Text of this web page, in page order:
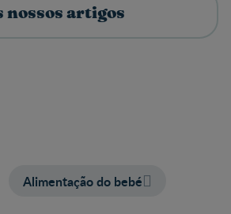
nossos artigos
Alimentação do bebé